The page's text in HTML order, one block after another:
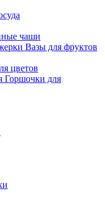
чаши
Вазы для фруктов
цветов
Горшочки для